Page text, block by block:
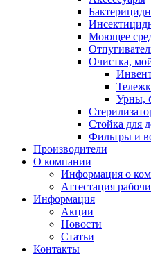
Моющее
Очистка,
Урны,
Стойка для
Фильтры и
Производители
О компании
Информация о
Аттестация
Информация
Акции
Новости
Статьи
Контакты